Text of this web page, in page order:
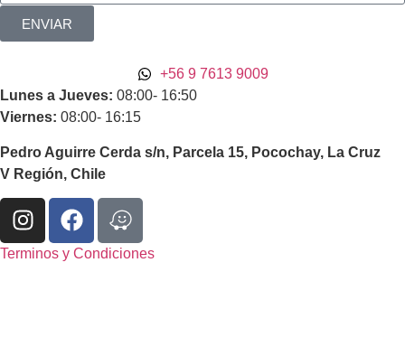
ENVIAR
+56 9 7613 9009
Lunes a Jueves: 08:00- 16:50
Viernes: 08:00- 16:15
Pedro Aguirre Cerda s/n, Parcela 15, Pocochay, La Cruz
V Región, Chile
Terminos y Condiciones